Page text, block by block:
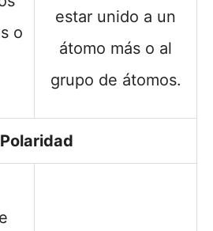
o
estar unido a un
átomo más o al
grupo de átomos.
Polaridad